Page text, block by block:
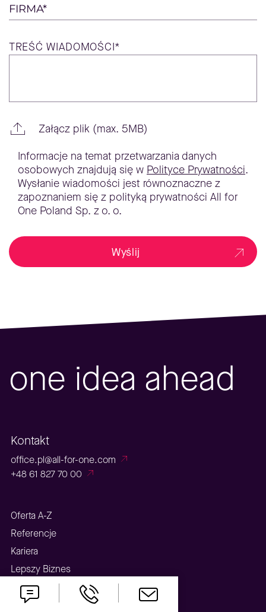
FIRMA*
TREŚĆ WIADOMOŚCI*
Załącz plik (max. 5MB)
Informacje na temat przetwarzania danych
osobowych znajdują się w Polityce Prywatności.
Wysłanie wiadomości jest równoznaczne z
zapoznaniem się z polityką prywatności All for
One Poland Sp. z o. o.
Wyślij
one idea ahead
Kontakt
office.pl@all-for-one.com
+48 61 827 70 00
Oferta A-Z
Referencje
Kariera
Lepszy Biznes
Aplikacja serwisowa
Webinary